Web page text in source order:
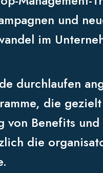
und
im
durchlaufen
die
von Benefits
die